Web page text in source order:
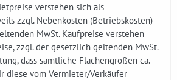
verstehen sich als
zzgl. Nebenkosten (Betriebskosten)
MwSt. Kaufpreise verstehen
zzgl. der gesetzlich geltenden MwSt.
dass sämtliche Flächengrößen ca.-
diese vom Vermieter/Verkäufer